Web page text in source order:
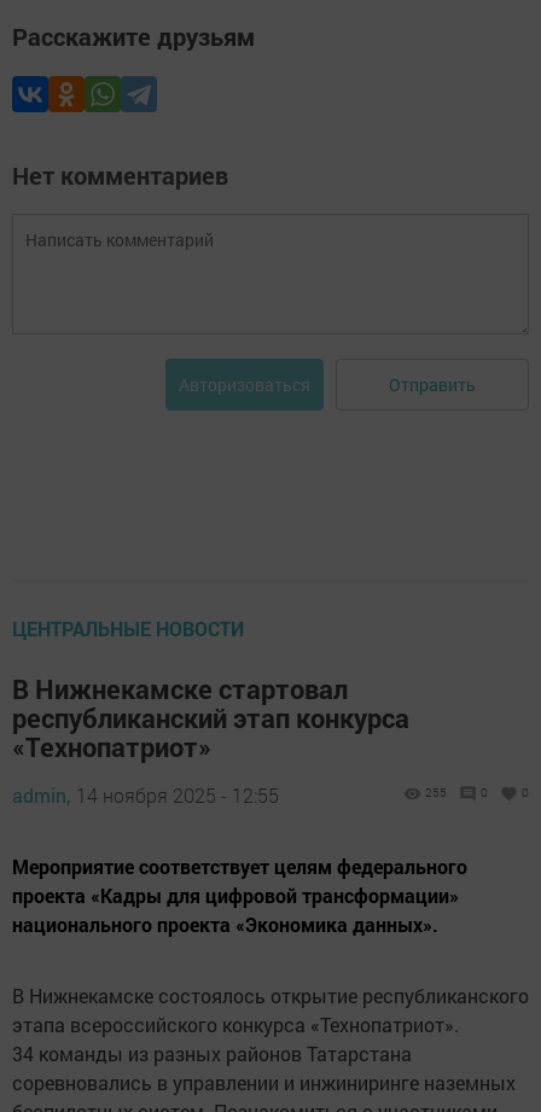
Расскажите друзьям
Нет комментариев
Авторизоваться Отправить
ЦЕНТРАЛЬНЫЕ НОВОСТИ
В Нижнекамске стартовал
республиканский этап конкурса
«Технопатриот»
admin, 14 ноября 2025 - 12:55 255 0 0
Мероприятие соответствует целям федерального
проекта «Кадры для цифровой трансформации»
национального проекта «Экономика данных».
В Нижнекамске состоялось открытие республиканского
этапа всероссийского конкурса «Технопатриот».
34 команды из разных районов Татарстана
соревновались в управлении и инжиниринге наземных